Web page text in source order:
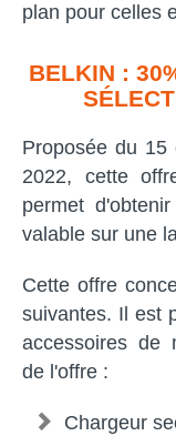
plan pour celles
BELKIN :
Proposée du 15
2022, cette
permet
valable sur une
Cette offre
suivantes. Il est
accessoires de
de l'offre :
Chargeur